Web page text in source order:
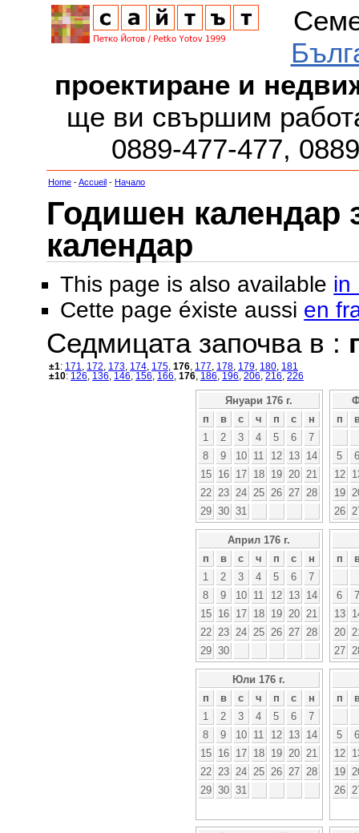
проектиране и
ще ви свършим
0889-477-477,
Home -Accueil - Начало
Годишен календар
календар
This page is also available in
Cette page éxiste aussi en
Седмицата започва в :
±1: 171 172 173 174 175 176 177 178 179 180 181
±10: 126 136 146 156 166 176 186 196 206 216 226
Януари 176 г.
п
в с ч п с
н
1
2 3 4 5 6
7
8
9 10 11 12 13
14
15
16 17 18 19 20
21
22
23 24 25 26 27
28
29 30 31
п
5
6
12
19
26
Април 176 г.
п
в с ч п с
н
1
2 3 4 5 6
7
8
9 10 11 12 13
14
15
16 17 18 19 20
21
22
23 24 25 26 27
28
29 30
п
6
7
13
20
27
Юли 176 г.
п
в с ч п с
н
1
2 3 4 5 6
7
8
9 10 11 12 13
14
15
16 17 18 19 20
21
22
23 24 25 26 27
28
29 30 31
п
5
6
12
19
26